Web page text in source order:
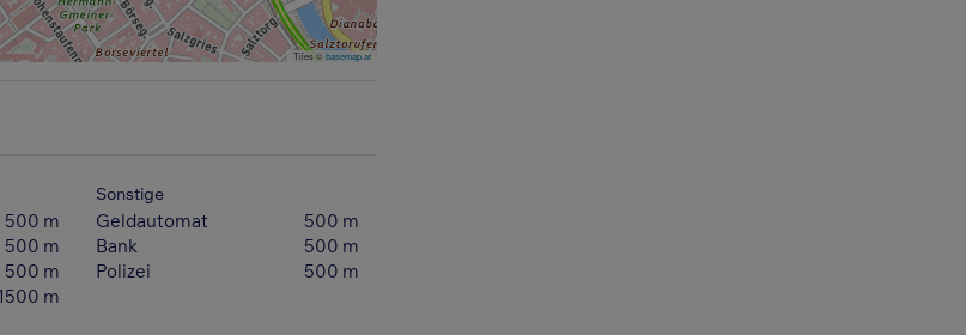
Tiles ©basemap.at
500 m
500 m
500 m
m
Sonstige
Geldautomat
500 m
Bank
500 m
Polizei
500 m